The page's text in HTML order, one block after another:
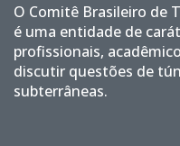
O Comitê Brasileiro de
é uma entidade de
profissionais,
discutir questões de
subterrâneas.